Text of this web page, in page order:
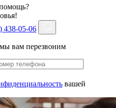
438-05-06
вам перезвоним
вашей